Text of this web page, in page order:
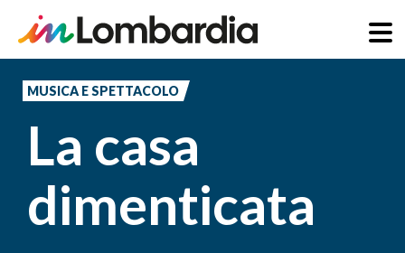
principale
MUSICA E SPETTACOLO
La casa
dimenticata